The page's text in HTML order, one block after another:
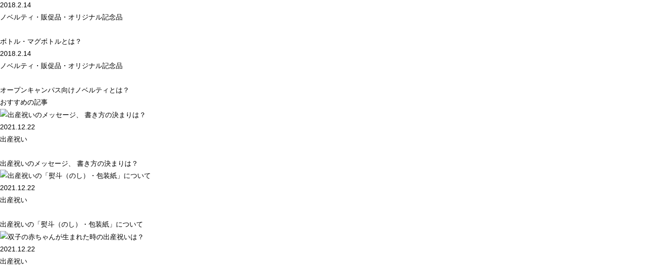
2018.2.14
ノベルティ・販促品・オリジナル記念品
ボトル・マグボトルとは？
2018.2.14
ノベルティ・販促品・オリジナル記念品
オープンキャンパス向けノベルティとは？
おすすめの記事
2021.12.22
出産祝い
出産祝いのメッセージ、 書き方の決まりは？
2021.12.22
出産祝い
出産祝いの「熨斗（のし）・包装紙」について
2021.12.22
出産祝い